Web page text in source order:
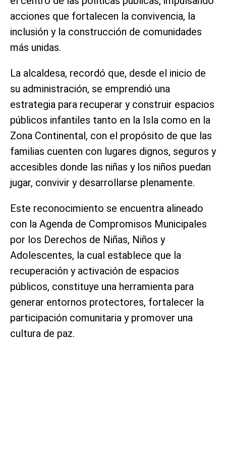
acciones que fortalecen la convivencia, la
inclusión y la construcción de comunidades
más unidas.
La alcaldesa, recordó que, desde el inicio de
su administración, se emprendió una
estrategia para recuperar y construir espacios
públicos infantiles tanto en la Isla como en la
Zona Continental, con el propósito de que las
familias cuenten con lugares dignos, seguros y
accesibles donde las niñas y los niños puedan
jugar, convivir y desarrollarse plenamente.
Este reconocimiento se encuentra alineado
con la Agenda de Compromisos Municipales
por los Derechos de Niñas, Niños y
Adolescentes, la cual establece que la
recuperación y activación de espacios
públicos, constituye una herramienta para
generar entornos protectores, fortalecer la
participación comunitaria y promover una
cultura de paz.